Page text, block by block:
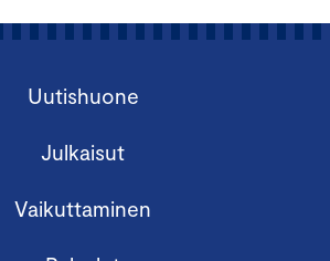
Uutishuone
Julkaisut
Vaikuttaminen